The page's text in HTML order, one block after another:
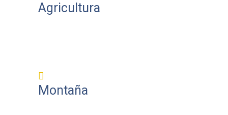
Agricultura
Montaña